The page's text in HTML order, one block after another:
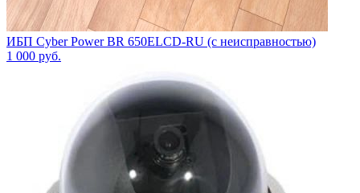
ИБП Cyber Power BR 650ELCD-RU (с неисправностью)
1 000 руб.